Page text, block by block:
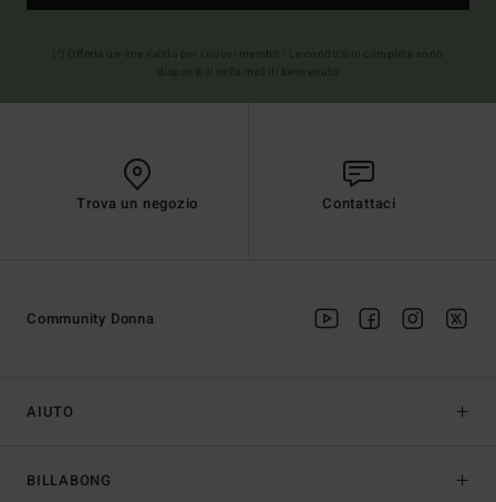
Trova un negozio Contattaci
AIUTO
BILLABONG
Community Donna